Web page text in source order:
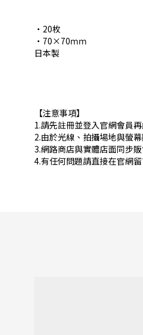
・20枚
・70×70ｍｍ
日本製
【注意事項】
1.請先註冊並登入官網會員再
2.由於光線、拍攝場地與螢
3.網路商店與實體店面同步
4.有任何問題請直接在官網